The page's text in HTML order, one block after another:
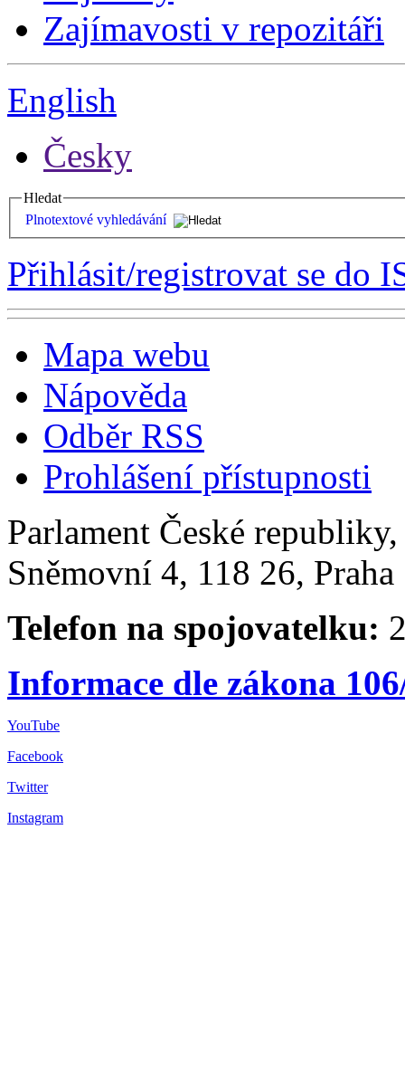
Zajímavosti v repozitáři
English
Česky
Hledat
Plnotextové vyhledávání
Přihlásit/registrovat se do
Mapa webu
Nápověda
Odběr RSS
Prohlášení přístupnosti
Parlament České
Sněmovní 4, 118 26,
Telefon na spojovatelku:
Informace dle zákona
YouTube
Facebook
Twitter
Instagram